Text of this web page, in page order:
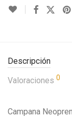
Descripción
Valoraciones 0
Campana